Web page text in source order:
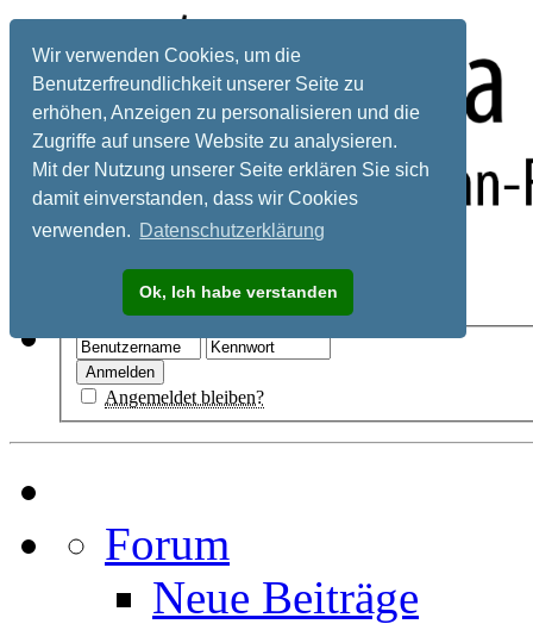
Wir verwenden Cookies, um die
Benutzerfreundlichkeit unserer Seite zu
erhöhen, Anzeigen zu personalisieren und die
Zugriffe auf unsere Website zu analysieren.
Mit der Nutzung unserer Seite erklären Sie sich
damit einverstanden, dass wir Cookies
verwenden. Datenschutzerklärung
Ok, Ich habe verstanden
Registrieren
Angemeldet bleiben?
Forum
Neue Beiträge